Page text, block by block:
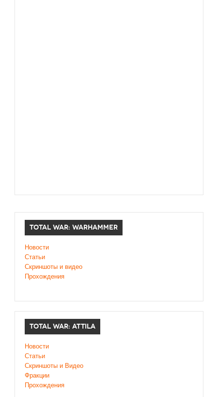
TOTAL WAR: WARHAMMER
Новости
Статьи
Скриншоты и видео
Прохождения
TOTAL WAR: ATTILA
Новости
Статьи
Скриншоты и Видео
Фракции
Прохождения